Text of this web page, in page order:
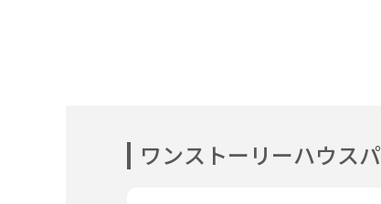
ワンストーリーハウス